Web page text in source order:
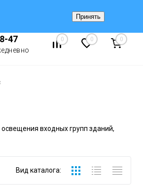
Регистрация
47 0 0 0
входных групп зданий,
Вид каталога:
Принять